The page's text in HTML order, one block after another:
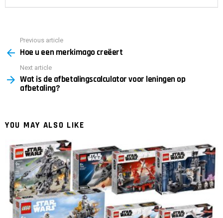
more
Previous article
Hoe u een merkimago creëert
Next article
Wat is de afbetalingscalculator voor leningen op
afbetaling?
YOU MAY ALSO LIKE